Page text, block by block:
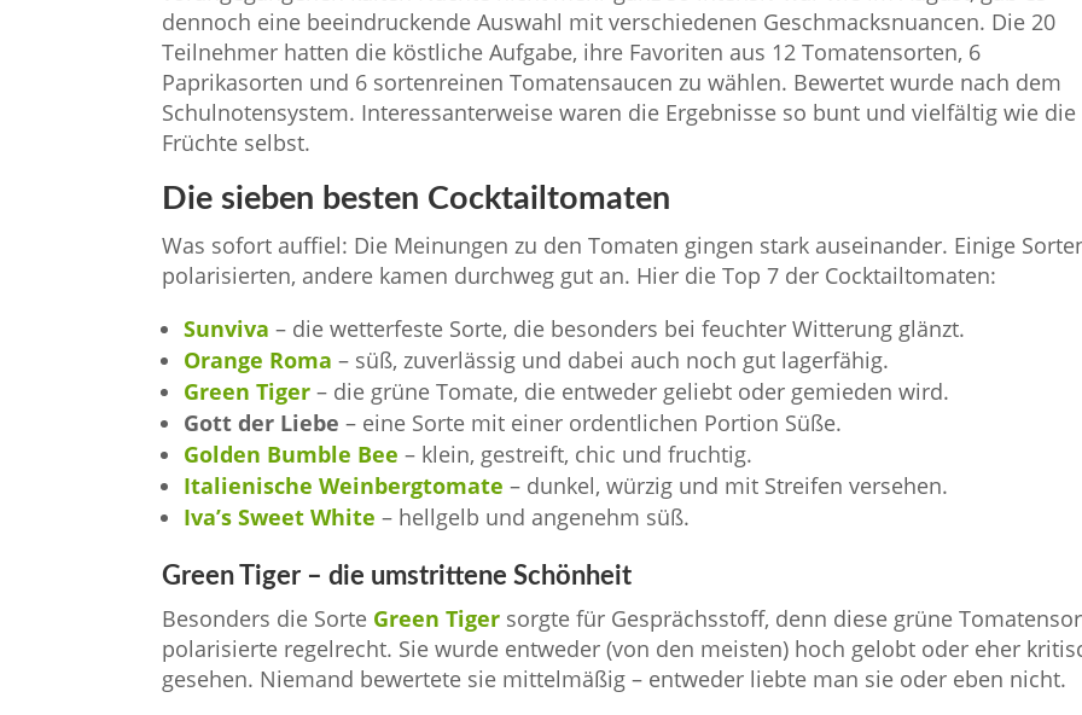
dennoch eine beeindruckende Auswahl mit verschiedenen Geschmacksnuancen. Die 20
Teilnehmer hatten die köstliche Aufgabe, ihre Favoriten aus 12 Tomatensorten, 6
Paprikasorten und 6 sortenreinen Tomatensaucen zu wählen. Bewertet wurde nach dem
Schulnotensystem. Interessanterweise waren die Ergebnisse so bunt und vielfältig wie die
Früchte selbst.
Die sieben besten Cocktailtomaten
Was sofort auffiel: Die Meinungen zu den Tomaten gingen stark auseinander. Einige
polarisierten, andere kamen durchweg gut an. Hier die Top 7 der Cocktailtomaten:
Sunviva – die wetterfeste Sorte, die besonders bei feuchter Witterung glänzt.
Orange Roma – süß, zuverlässig und dabei auch noch gut lagerfähig.
Green Tiger – die grüne Tomate, die entweder geliebt oder gemieden wird.
Gott der Liebe – eine Sorte mit einer ordentlichen Portion Süße.
Golden Bumble Bee – klein, gestreift, chic und fruchtig.
Italienische Weinbergtomate – dunkel, würzig und mit Streifen versehen.
Iva’s Sweet White – hellgelb und angenehm süß.
Green Tiger – die umstrittene Schönheit
Besonders die Sorte Green Tiger sorgte für Gesprächsstoff, denn diese grüne
polarisierte regelrecht. Sie wurde entweder (von den meisten) hoch gelobt oder eher
gesehen. Niemand bewertete sie mittelmäßig – entweder liebte man sie oder eben nicht.